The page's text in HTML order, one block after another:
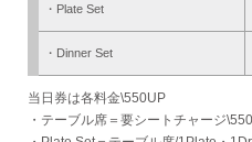
・Plate Set
・Dinner Set
当日券は各料金\550UP
・テーブル席＝要シートチャージ